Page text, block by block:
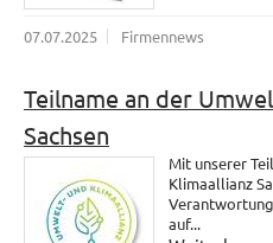
07.07.2025 Firmennews
Teilname an der
Sachsen
Mit unserer
Klimaallianz
auf...